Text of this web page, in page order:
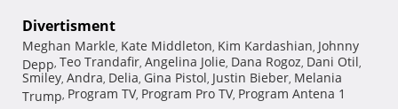
Divertisment
Meghan Markle, Kate Middleton, Kim Kardashian, Johnny
Depp, Teo Trandafir, Angelina Jolie, Dana Rogoz, Dani Otil,
Smiley, Andra, Delia, Gina Pistol, Justin Bieber, Melania
Trump, Program TV, Program Pro TV, Program Antena 1